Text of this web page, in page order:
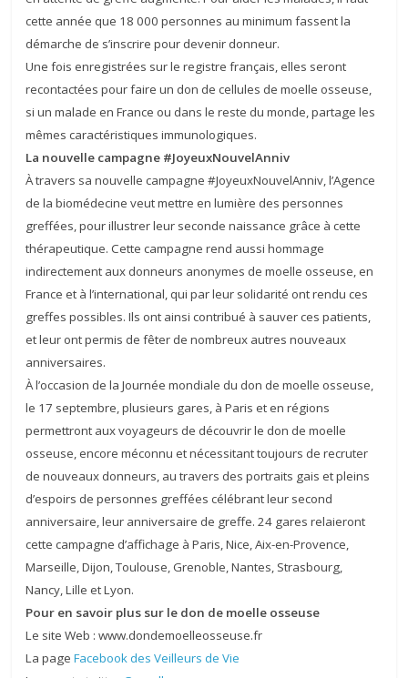
cette année que 18 000 personnes au minimum fassent la
démarche de s’inscrire pour devenir donneur.
Une fois enregistrées sur le registre français, elles seront
recontactées pour faire un don de cellules de moelle osseuse,
si un malade en France ou dans le reste du monde, partage les
mêmes caractéristiques immunologiques.
La nouvelle campagne #JoyeuxNouvelAnniv
À travers sa nouvelle campagne #JoyeuxNouvelAnniv, l’Agence
de la biomédecine veut mettre en lumière des personnes
greffées, pour illustrer leur seconde naissance grâce à cette
thérapeutique. Cette campagne rend aussi hommage
indirectement aux donneurs anonymes de moelle osseuse, en
France et à l’international, qui par leur solidarité ont rendu ces
greffes possibles. Ils ont ainsi contribué à sauver ces patients,
et leur ont permis de fêter de nombreux autres nouveaux
anniversaires.
À l’occasion de la Journée mondiale du don de moelle osseuse,
le 17 septembre, plusieurs gares, à Paris et en régions
permettront aux voyageurs de découvrir le don de moelle
osseuse, encore méconnu et nécessitant toujours de recruter
de nouveaux donneurs, au travers des portraits gais et pleins
d’espoirs de personnes greffées célébrant leur second
anniversaire, leur anniversaire de greffe. 24 gares relaieront
cette campagne d’affichage à Paris, Nice, Aix-en-Provence,
Marseille, Dijon, Toulouse, Grenoble, Nantes, Strasbourg,
Nancy, Lille et Lyon.
Pour en savoir plus sur le don de moelle osseuse
Le site Web : www.dondemoelleosseuse.fr
La pageFacebook des Veilleurs de Vie